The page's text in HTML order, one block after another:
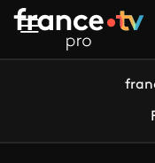
Aller au contenu